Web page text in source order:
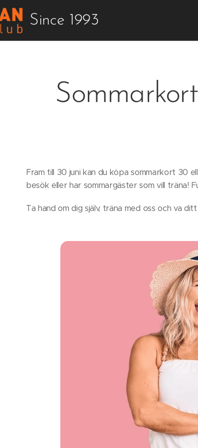
Since 1993
Fram till 30 juni kan du köpa sommarkort 30
besök eller har sommargäster som vill träna!
Ta hand om dig själv, träna med oss och va